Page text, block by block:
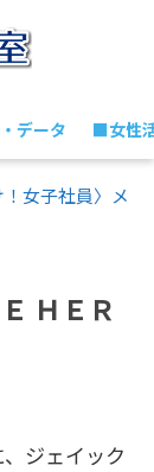
データ ■女性
！女子社員〉メ
ＨＥＲ
ジェイック